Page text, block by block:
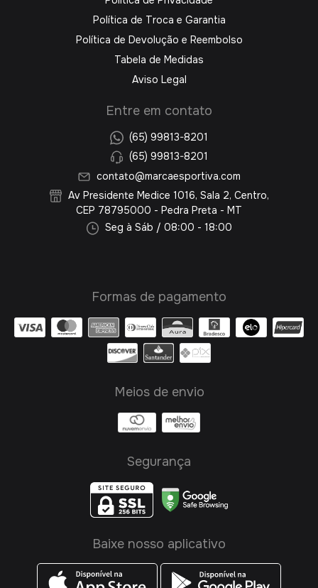
Política de Troca e Garantia
Política de Devolução e Reembolso
Tabela de Medidas
Aviso Legal
Entre em contato
(65) 99813-8201
(65) 99813-8201
contato@marcaesportiva.com
Av Presidente Medice 1016, Sala 2, Centro,
CEP 78795000 - Pedra Preta - MT
Seg à Sáb / 08:00 - 18:00
Formas de pagamento
Meios de envio
Segurança
Baixe nosso aplicativo